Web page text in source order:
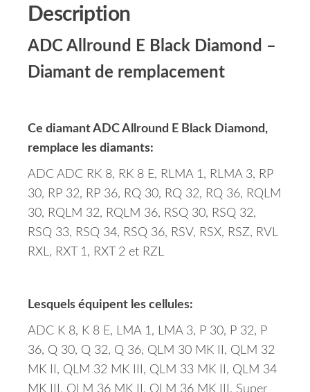
Description
ADC Allround E Black Diamond –
Diamant de remplacement
Ce diamant ADC Allround E Black Diamond,
remplace les diamants:
ADC ADC RK 8, RK 8 E, RLMA 1, RLMA 3, RP
30, RP 32, RP 36, RQ 30, RQ 32, RQ 36, RQLM
30, RQLM 32, RQLM 36, RSQ 30, RSQ 32,
RSQ 33, RSQ 34, RSQ 36, RSV, RSX, RSZ, RVL
RXL, RXT 1, RXT 2 et RZL
Lesquels équipent les cellules:
ADC K 8, K 8 E, LMA 1, LMA 3, P 30, P 32, P
36, Q 30, Q 32, Q 36, QLM 30 MK II, QLM 32
MK II, QLM 32 MK III, QLM 33 MK II, QLM 34
MK III, QLM 36 MK II, QLM 36 MK III, Super